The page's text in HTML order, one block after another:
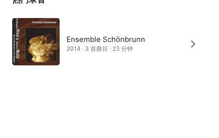
Ensemble Schönbrunn
2014 · 3 首曲目 · 23 分钟